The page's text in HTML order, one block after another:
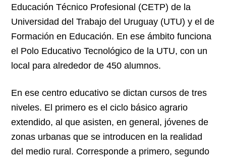
Educación Técnico Profesional (CETP) de la
Universidad del Trabajo del Uruguay (UTU) y el de
Formación en Educación. En ese ámbito funciona
el Polo Educativo Tecnológico de la UTU, con un
local para alrededor de 450 alumnos.
En ese centro educativo se dictan cursos de tres
niveles. El primero es el ciclo básico agrario
extendido, al que asisten, en general, jóvenes de
zonas urbanas que se introducen en la realidad
del medio rural. Corresponde a primero, segundo